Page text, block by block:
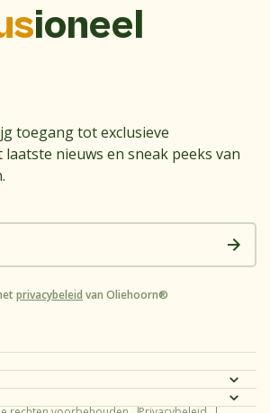
ioneel
toegang tot exclusieve
nieuws en sneak peeks van
privacybeleid van Oliehoorn®